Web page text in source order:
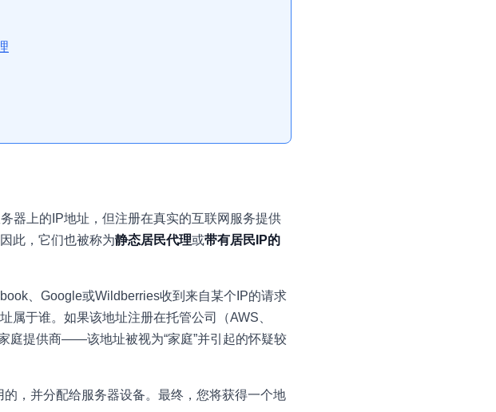
器上的IP地址，但注册在真实的互联网服务提供
此，它们也被称为静态居民代理或带有居民IP的
、Google或Wildberries收到来自某个IP的请求
于谁。如果该地址注册在托管公司（AWS、
提供商——该地址被视为“家庭”并引起的怀疑较
，并分配给服务器设备。最终，您将获得一个地